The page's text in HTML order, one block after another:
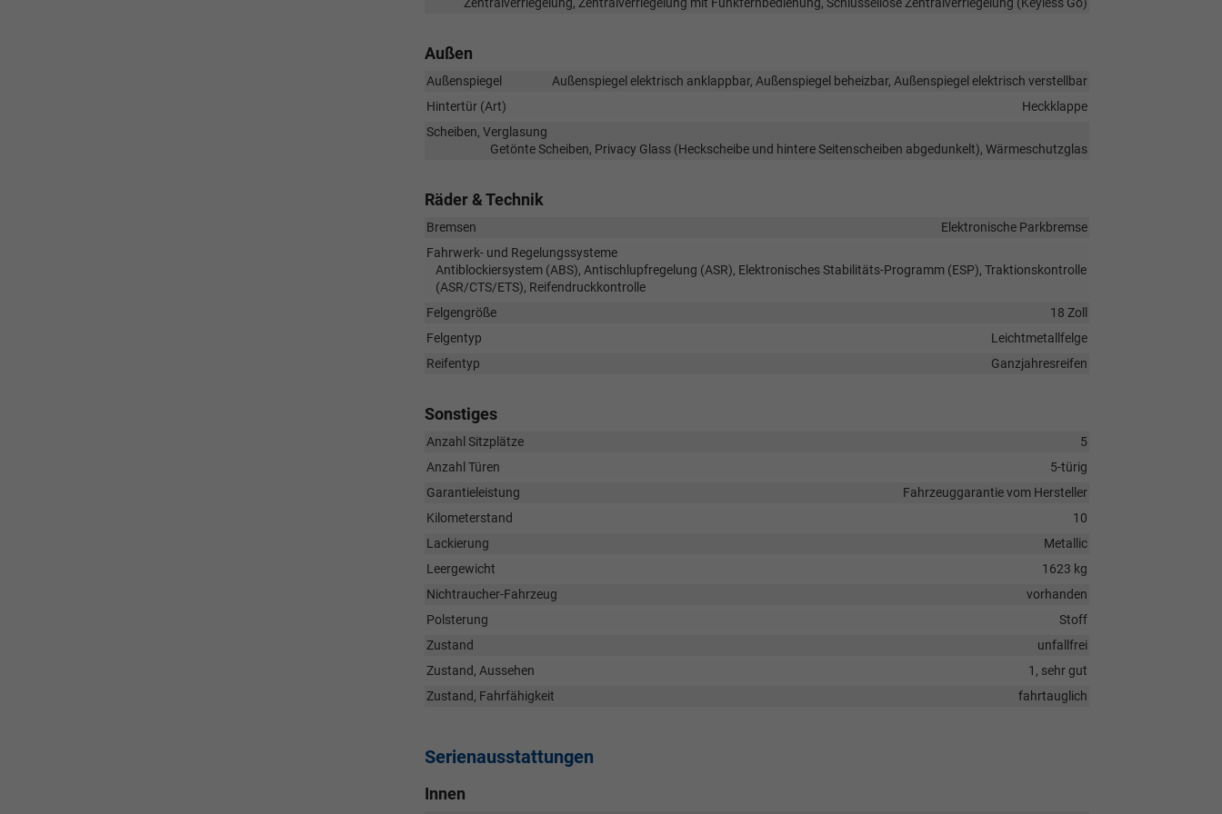
Zentralverriegelung, Zentralverriegelung mit Funkfernbedienung, Schlüssellose Zentralverriegelung (Keyless Go)
Außen
Außenspiegel
Außenspiegel elektrisch anklappbar, Außenspiegel beheizbar, Außenspiegel elektrisch verstellbar
Hintertür (Art)
Heckklappe
Scheiben, Verglasung
Getönte Scheiben, Privacy Glass (Heckscheibe und hintere Seitenscheiben abgedunkelt), Wärmeschutzglas
Räder & Technik
Bremsen
Elektronische Parkbremse
Fahrwerk- und Regelungssysteme
Antiblockiersystem (ABS), Antischlupfregelung (ASR), Elektronisches Stabilitäts-Programm (ESP), Traktionskontrolle
(ASR/CTS/ETS), Reifendruckkontrolle
Felgengröße
18 Zoll
Felgentyp
Leichtmetallfelge
Reifentyp
Ganzjahresreifen
Sonstiges
Anzahl Sitzplätze
5
Anzahl Türen
5-türig
Garantieleistung
Fahrzeuggarantie vom Hersteller
Kilometerstand
10
Lackierung
Metallic
Leergewicht
1623 kg
Nichtraucher-Fahrzeug
vorhanden
Polsterung
Stoff
Zustand
unfallfrei
Zustand, Aussehen
1, sehr gut
Zustand, Fahrfähigkeit
fahrtauglich
Serienausstattungen
Innen